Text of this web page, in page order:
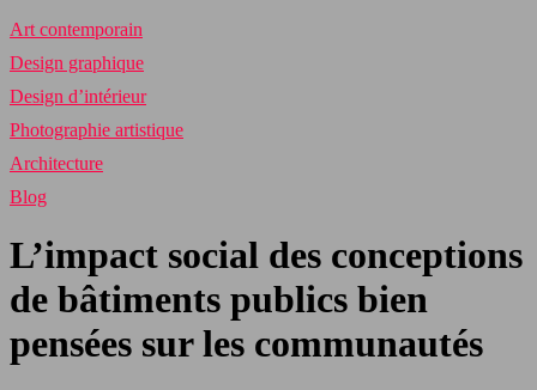
Art contemporain
Design graphique
Design d’intérieur
Photographie artistique
Architecture
Blog
L’impact social des conceptions
de bâtiments publics bien
pensées sur les communautés